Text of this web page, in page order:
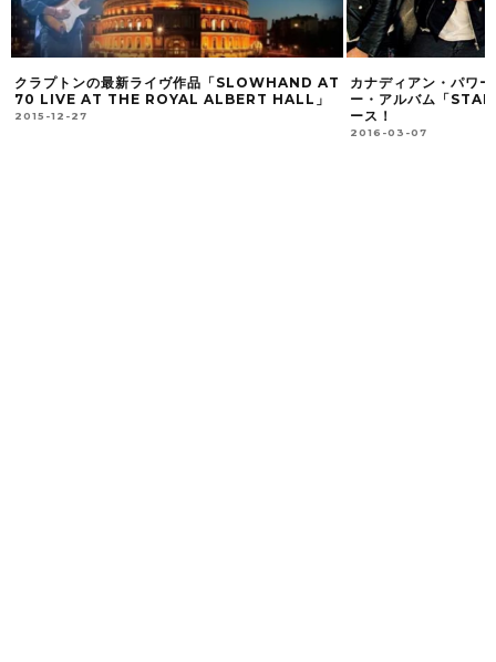
AT
」
カナディアン・パワー・メタルSTRIKERがニュ
ー・アルバム「STAND IN THE FIRE」をリリ
ース！
6/9（土）日韓の
『NO MERCY
2018-05-13